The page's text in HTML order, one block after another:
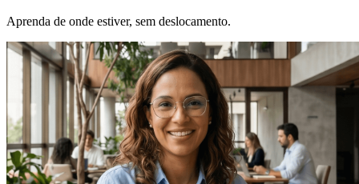
Aprenda de onde estiver, sem deslocamento.